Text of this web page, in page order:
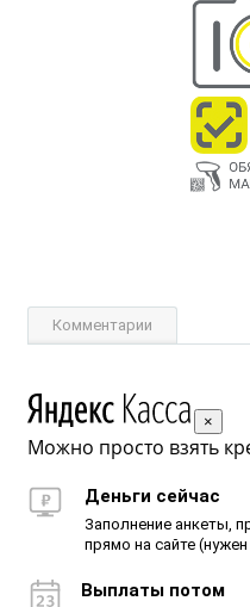
Комментарии
×
Можно просто взять
Деньги сейчас
Заполнение анкеты,
прямо на сайте
Выплаты потом